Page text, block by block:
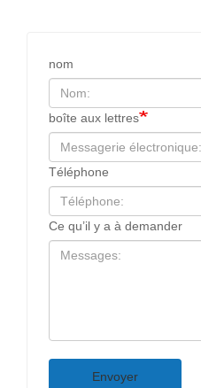
nom
boîte aux lettres
Téléphone
Ce qu’il y a à demander
Envoyer